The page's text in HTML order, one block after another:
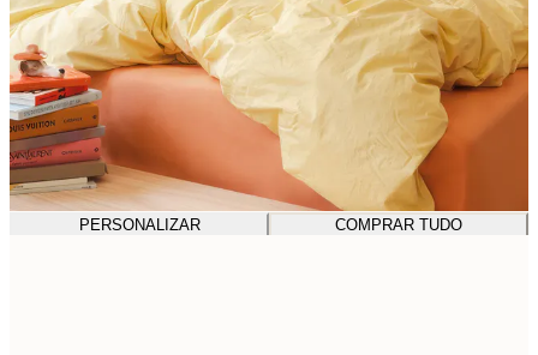
PERSONALIZAR COMPRAR TUDO